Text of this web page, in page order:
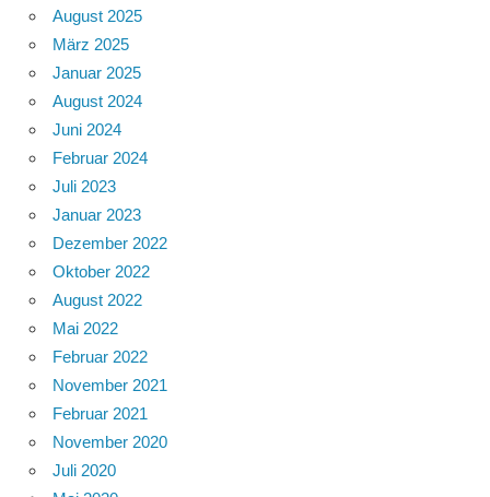
August 2025
März 2025
Januar 2025
August 2024
Juni 2024
Februar 2024
Juli 2023
Januar 2023
Dezember 2022
Oktober 2022
August 2022
Mai 2022
Februar 2022
November 2021
Februar 2021
November 2020
Juli 2020